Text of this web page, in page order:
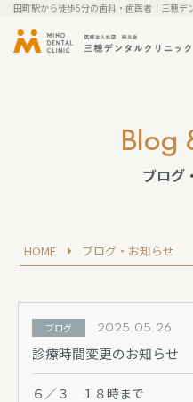
田町駅から徒歩5分の歯科・歯医者｜三穂デ
blog
ブログ
HOME ブログ・お知らせ
ブログ 2025.05.26
診療時間変更のお知らせ
６／３ １８時まで